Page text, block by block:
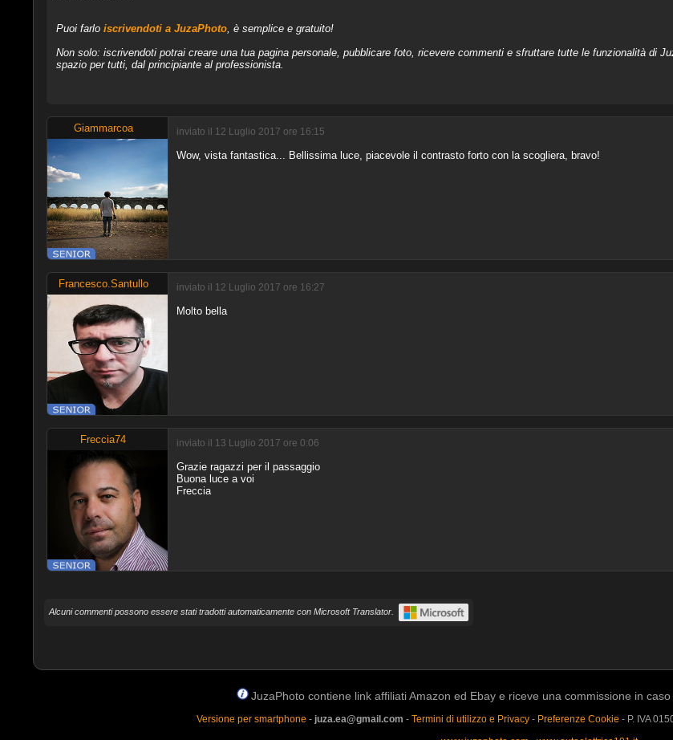
Puoi farlo iscrivendoti a JuzaPhoto, è semplice e gratuito!
Non solo: iscrivendoti potrai creare una tua pagina personale, pubblicare foto, ricevere commenti e sfruttare tutte le funzionalità di
spazio per tutti, dal principiante al professionista.
Giammarcoa inviato il 12 Luglio 2017 ore 16:15
Wow, vista fantastica... Bellissima luce, piacevole il contrasto forto con la scogliera, bravo!
Francesco.Santullo inviato il 12 Luglio 2017 ore 16:27
Molto bella
Freccia74 inviato il 13 Luglio 2017 ore 0:06
Grazie ragazzi per il passaggio
Buona luce a voi
Freccia
Alcuni commenti possono essere stati tradotti automaticamente con Microsoft Translator.
JuzaPhoto contiene link affiliati Amazon ed Ebay e riceve una commissione in
Versione per smartphone - juza.ea@gmail.com - Termini di utilizzo e Privacy- Preferenze Cookie - P. IVA